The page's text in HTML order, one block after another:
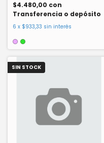
$4.480,00 con
Transferencia o depósito
6 x $933,33 sin interés
SIN STOCK